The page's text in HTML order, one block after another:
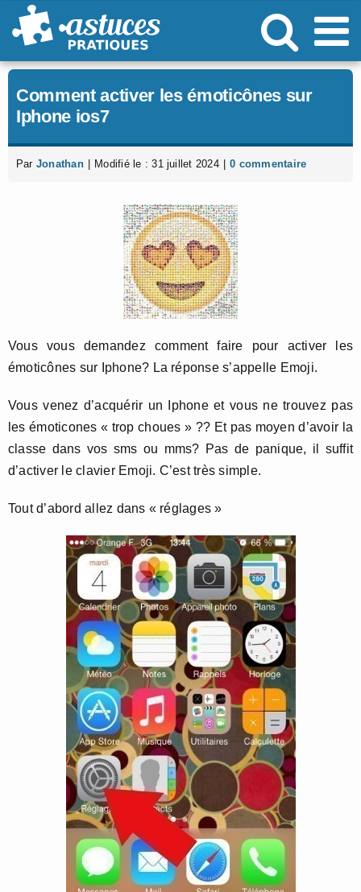
Passer
au
Comment activer les émoticônes sur
Iphone ios7
Par Jonathan Modifié le : 31 juillet 2024 0 commentaire
Vous vous demandez comment faire pour activer les
émoticônes sur Iphone? La réponse s’appelle Emoji.
Vous venez d’acquérir un Iphone et vous ne trouvez pas
les émoticones « trop choues » ?? Et pas moyen d’avoir la
classe dans vos sms ou mms? Pas de panique, il suffit
d’activer le clavier Emoji. C’est très simple.
Tout d’abord allez dans « réglages »